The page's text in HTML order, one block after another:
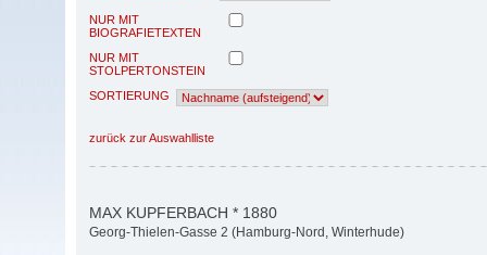
NUR MIT
BIOGRAFIETEXTEN
NUR MIT
STOLPERTONSTEIN
SORTIERUNG
zurück zur Auswahlliste
MAX KUPFERBACH * 1880
Georg-Thielen-Gasse 2 (Hamburg-Nord, Winterhude)